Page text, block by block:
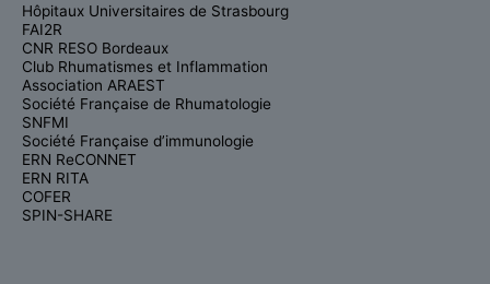
Hôpitaux Universitaires de Strasbourg
FAI2R
CNR RESO Bordeaux
Club Rhumatismes et Inflammation
Association ARAEST
Société Française de Rhumatologie
SNFMI
Société Française d’immunologie
ERN ReCONNET
ERN RITA
COFER
SPIN-SHARE